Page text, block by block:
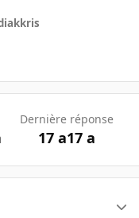
Dernière réponse
17 a17 a